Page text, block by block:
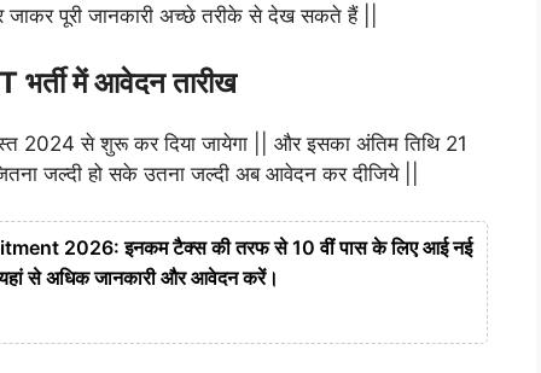
जाकर पूरी जानकारी अच्छे तरीके से देख सकते हैं ||
में आवेदन तारीख
2024 से शुरू कर दिया जायेगा || और इसका अंतिम तिथि 21
जल्दी हो सके उतना जल्दी अब आवेदन कर दीजिये ||
2026: इनकम टैक्स की तरफ से 10 वीं पास के लिए आई नई
यहां से अधिक जानकारी और आवेदन करें।